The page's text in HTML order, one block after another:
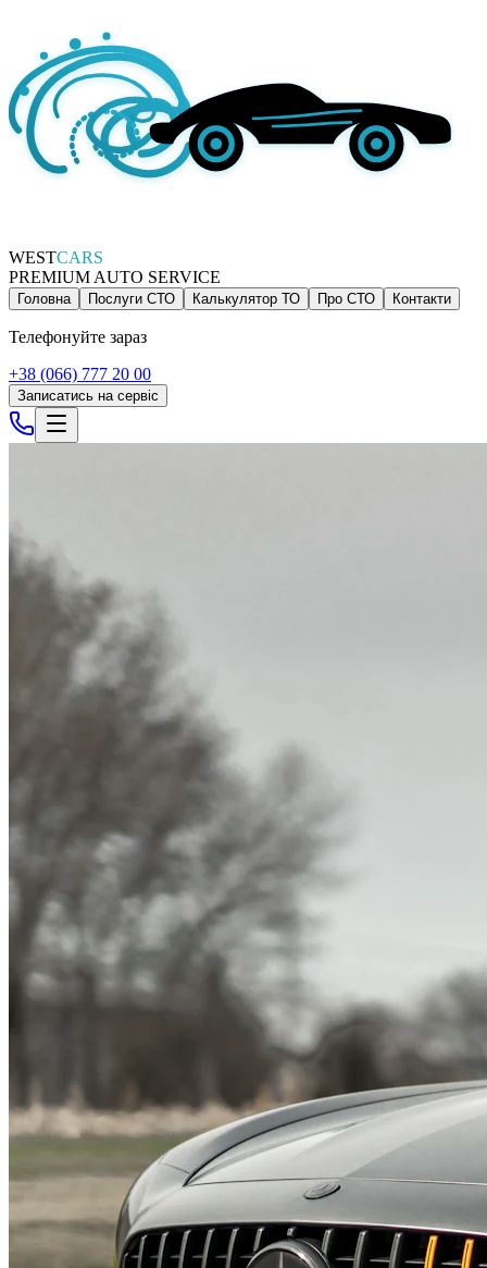
WESTCARS
PREMIUM AUTO SERVICE
Головна Послуги СТО Калькулятор ТО Про СТО Контакти
Телефонуйте зараз
+38 (066) 777 20 00
Записатись на сервіс